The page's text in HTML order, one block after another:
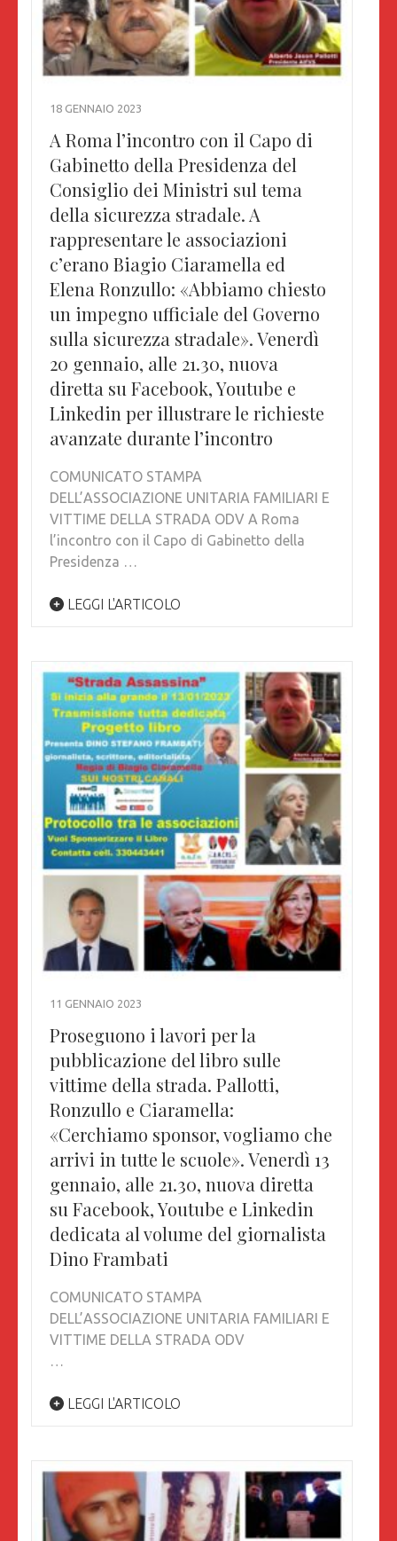
18 GENNAIO 2023
A Roma l’incontro con il Capo di
Gabinetto della Presidenza del
Consiglio dei Ministri sul tema
della sicurezza stradale. A
rappresentare le associazioni
c’erano Biagio Ciaramella ed
Elena Ronzullo: «Abbiamo chiesto
un impegno ufficiale del Governo
sulla sicurezza stradale». Venerdì
20 gennaio, alle 21.30, nuova
diretta su Facebook, Youtube e
Linkedin per illustrare le richieste
avanzate durante l’incontro
COMUNICATO STAMPA
DELL’ASSOCIAZIONE UNITARIA FAMILIARI E
VITTIME DELLA STRADA ODV A Roma
l’incontro con il Capo di Gabinetto della
Presidenza …
LEGGI L'ARTICOLO
11 GENNAIO 2023
Proseguono i lavori per la
pubblicazione del libro sulle
vittime della strada. Pallotti,
Ronzullo e Ciaramella:
«Cerchiamo sponsor, vogliamo che
arrivi in tutte le scuole». Venerdì 13
gennaio, alle 21.30, nuova diretta
su Facebook, Youtube e Linkedin
dedicata al volume del giornalista
Dino Frambati
COMUNICATO STAMPA
DELL’ASSOCIAZIONE UNITARIA FAMILIARI E
VITTIME DELLA STRADA ODV
…
LEGGI L'ARTICOLO